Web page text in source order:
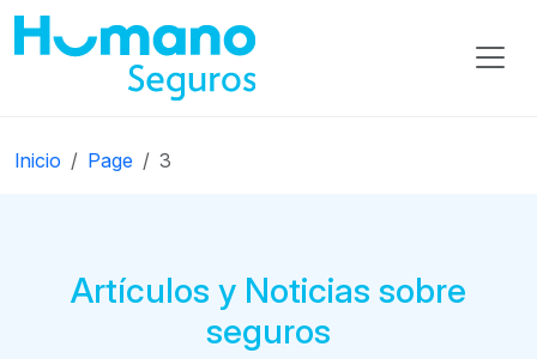
Inicio Page 3
Artículos y Noticias sobre
seguros